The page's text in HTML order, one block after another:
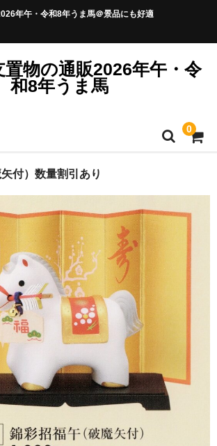
年午・令和8年うま馬＠景品にも好適
物の通販2026年午・令
和8年うま馬
0
付）数量割引あり